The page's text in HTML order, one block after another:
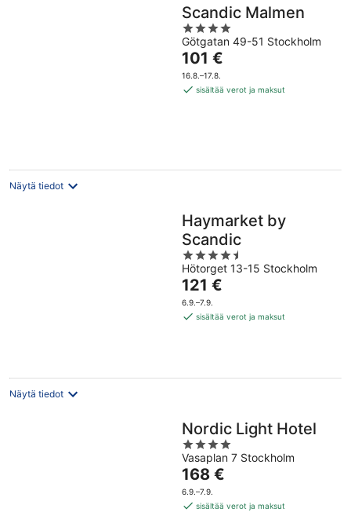
Scandic Malmen
4
out
of
5
Götgatan 49-51 Stockholm
Hinta
on
101 €
101 €
16.8.–17.8.
sisältää verot ja maksut
Näytä tiedot
Haymarket by
Scandic
4.5
out
of
5
Hötorget 13-15 Stockholm
Hinta
on
121 €
121 €
6.9.–7.9.
sisältää verot ja maksut
Näytä tiedot
Nordic Light Hotel
4
out
of
5
Vasaplan 7 Stockholm
Hinta
on
168 €
168 €
6.9.–7.9.
sisältää verot ja maksut